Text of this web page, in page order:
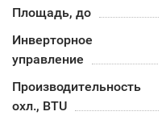
Площадь, до
Инверторное
управление
Производительность
охл., BTU